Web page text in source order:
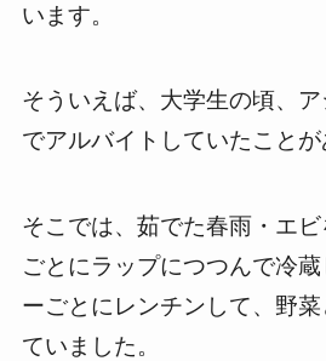
います。
そういえば、大学生の頃、
でアルバイトしていたことが
そこでは、茹でた春雨・エ
ごとにラップにつつんで冷
ーごとにレンチンして、野
ていました。